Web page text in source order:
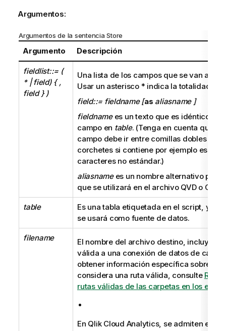
Argumentos:
Argumentos de la sentencia Store
Argumento Descripción
fieldlist::= (
*|field) { ,
field } )
Una lista de los campos que se van a
Usar un asterisco * indica la totalidad de
field::= fieldname [as aliasname ]
fieldnamees un texto que es idéntico a
campo en table. (Tenga en cuenta que el
campo debe ir entre comillas dobles
corchetes si contiene por ejemplo
caracteres no estándar.)
aliasnamees un nombre alternativo para
que se utilizará en el archivo QVDo CSV
table
Es una tabla etiquetada en el script, ya
se usará como fuente de datos.
filename
El nombre del archivo destino,
válida a una conexión de datosde
obtener información específica sobre lo
considera una ruta válida, consulte
rutas válidas de las carpetas en los
En Qlik Cloud Analytics, se admiten